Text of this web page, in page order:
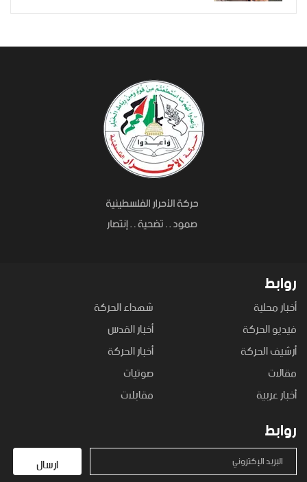
روابط
أخبار محلية
شهداء الحركة
فيديو الحركة
أخبار القدس
أرشيف الحركة
أخبار الحركة
مقالات
صوتيات
أخبار عربية
مقابلات
روابط
البريد الإكتروني ارسال